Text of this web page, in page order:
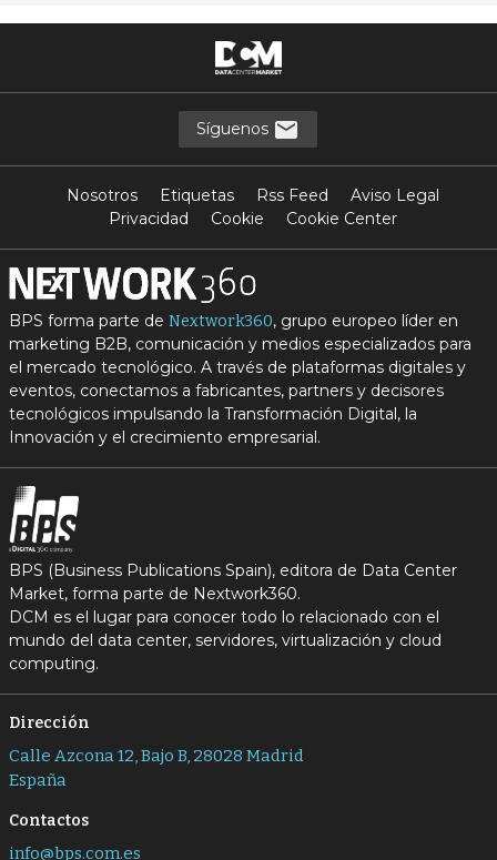
Síguenos
Nosotros Etiquetas Rss Feed
Aviso Legal
Privacidad
Cookie Cookie Center
BPS forma parte de Nextwork360, grupo europeo líder en
marketing B2B, comunicación y medios especializados para
el mercado tecnológico. A través de plataformas digitales y
eventos, conectamos a fabricantes, partners y decisores
tecnológicos impulsando la Transformación Digital, la
Innovación y el crecimiento empresarial.
BPS (Business Publications Spain), editora de Data Center
Market, forma parte de Nextwork360.
DCM es el lugar para conocer todo lo relacionado con el
mundo del data center, servidores, virtualización y cloud
computing.
Dirección
Calle Azcona 12, Bajo B, 28028 Madrid
España
Contactos
info@bps.com.es